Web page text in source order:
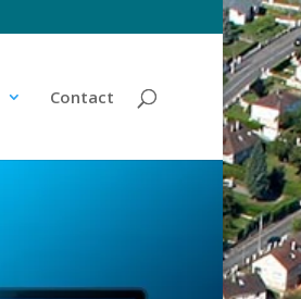
Contact